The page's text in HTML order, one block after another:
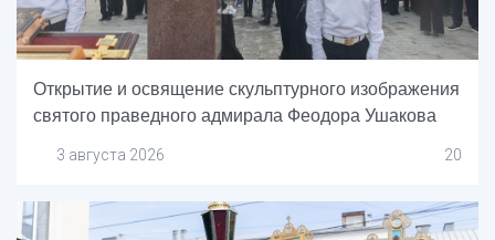
Открытие и освящение скульптурного изображения
святого праведного адмирала Феодора Ушакова
3 августа 2026 20